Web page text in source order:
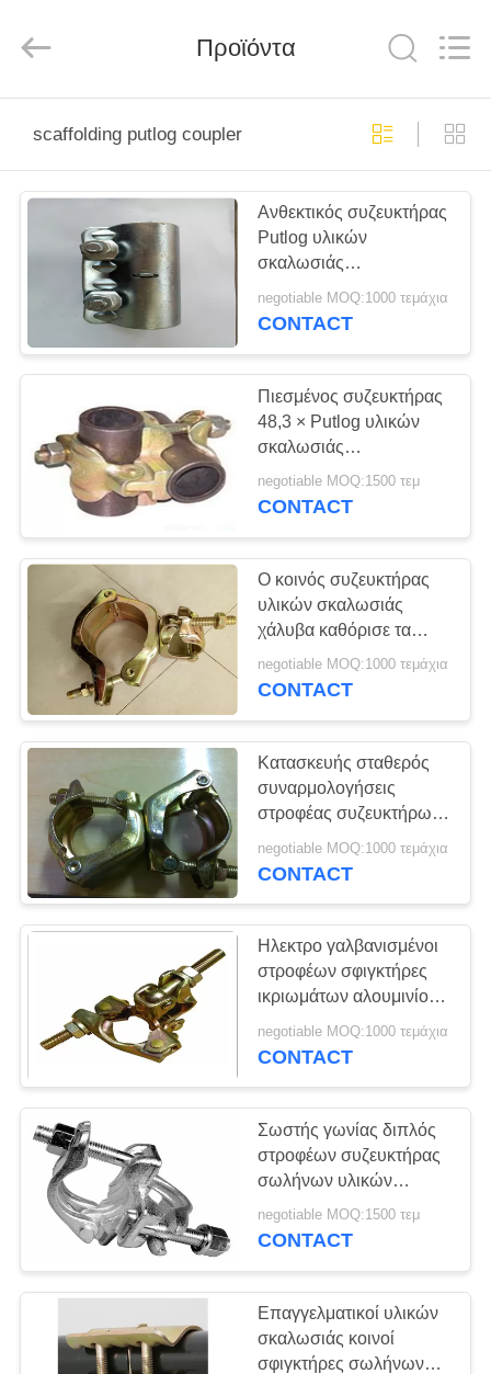
ΣΕΛΊΔΑ
ΠΡΟΪΌΝΤΑ
ΣΧΕΤΙΚΆ
ΕΜΆΣ
ΕΡΓΟΣΤΆΣΙΟ
ΠΕΡΙΉΓΗΣΗ
ΠΟΙΟΤΙΚΌΣ
ΈΛΕΓΧΟΣ
ΕΠΙΚΟΙΝΩΝΉΣΤΕ
ΜΑΖΊ
ΜΑΣ
ΖΗΤΉΣΤΕ
ΈΝΑ
ΑΠΌΣΠΑΣΜΑ
SITEMAP
PRIVACY
POLICY
Formwork
System
Προϊόντα
scaffolding putlog coupler
Ανθεκτικός συζευκτήρας
Putlog υλικών
σκαλωσιάς
συζευκτήρων υλικών
σκαλωσιάς κοινός για τη
negotiable MOQ:1000 τεμάχια
CONTACT
Πιεσμένος συζευκτήρας
48,3 × Putlog υλικών
σκαλωσιάς
συζευκτήρων υλικών
σκαλωσιάς κοινός 48,3
negotiable MOQ:1500 τεμ
CONTACT
Ο κοινός συζευκτήρας
υλικών σκαλωσιάς
χάλυβα καθόρισε τα
πιεσμένα πρότυπα
συζευκτήρων EN74
negotiable MOQ:1000 τεμάχια
CONTACT
Κατασκευής σταθερός
συναρμολογήσεις
στροφέας συζευκτήρων
υλικών σκαλωσιάς ο
κοινός πίεσε το διπλό
negotiable MOQ:1000 τεμάχια
CONTACT
Ηλεκτρο γαλβανισμένοι
στροφέων σφιγκτήρες
ικριωμάτων αλουμινίου
συζευκτήρων υλικών
σκαλωσιάς κοινοί
negotiable MOQ:1000 τεμάχια
CONTACT
Σωστής γωνίας διπλός
στροφέων συζευκτήρας
σωλήνων υλικών
σκαλωσιάς
συζευκτήρων
negotiable MOQ:1500 τεμ
CONTACT
Επαγγελματικοί υλικών
σκαλωσιάς κοινοί
σφιγκτήρες σωλήνων